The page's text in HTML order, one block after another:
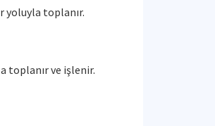
yoluyla toplanır.
toplanır ve işlenir.